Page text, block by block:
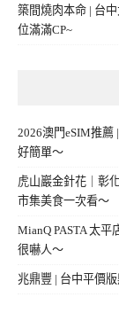
築間燒肉本命 | 台
位滿滿CP~
2026澳門eSIM推薦
好簡單～
虎山巖金針花｜彰
市集美食一次看～
MianQ PASTA 太
很嚇人～
兆鼎豐 | 台中平價